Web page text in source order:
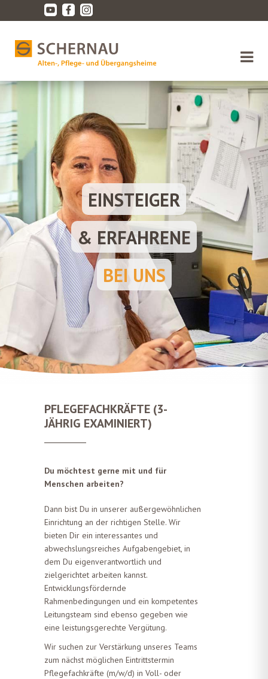
EINSTEIGER
& ERFAHRENE
BEI UNS
PFLEGEFACHKRÄFTE (3-
JÄHRIG EXAMINIERT)
Du möchtest gerne mit und für
Menschen arbeiten?
Dann bist Du in unserer außergewöhnlichen
Einrichtung an der richtigen Stelle. Wir
bieten Dir ein interessantes und
abwechslungsreiches Aufgabengebiet, in
dem Du eigenverantwortlich und
zielgerichtet arbeiten kannst.
Entwicklungsfördernde
Rahmenbedingungen und ein kompetentes
Leitungsteam sind ebenso gegeben wie
eine leistungsgerechte Vergütung.
Wir suchen zur Verstärkung unseres Teams
zum nächst möglichen Eintrittstermin
Pflegefachkräfte (m/w/d) in Voll- oder